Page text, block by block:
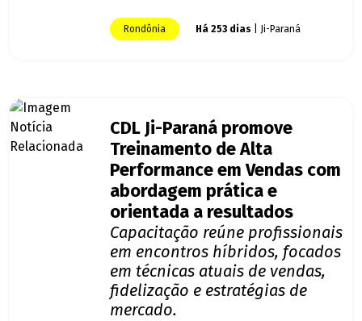
Rondônia Há 253 dias | Ji-Paraná
CDL Ji-Paraná promove
Treinamento de Alta
Performance em Vendas com
abordagem prática e
orientada a resultados
Capacitação reúne profissionais
em encontros híbridos, focados
em técnicas atuais de vendas,
fidelização e estratégias de
mercado.